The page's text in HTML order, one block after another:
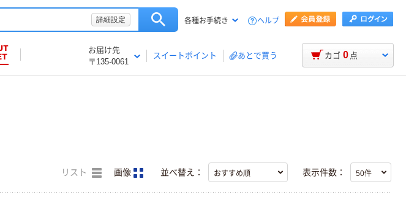
詳細設定 各種お手続き ヘルプ
お届け先
〒135-0061
スイートポイント あとで買う カゴ 0 点
リスト 画像 並べ替え： 表示件数：